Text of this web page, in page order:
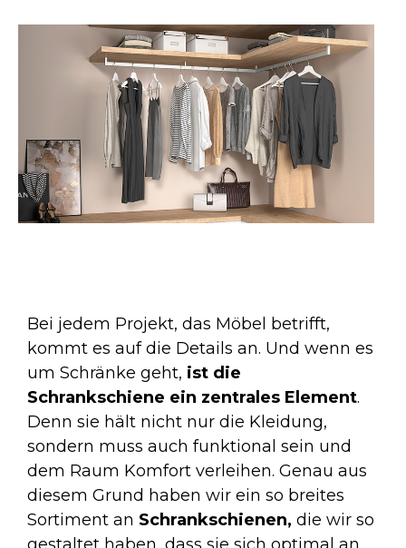
Bei jedem Projekt, das Möbel betrifft,
kommt es auf die Details an. Und wenn es
um Schränke geht, ist die
Schrankschiene ein zentrales Element.
Denn sie hält nicht nur die Kleidung,
sondern muss auch funktional sein und
dem Raum Komfort verleihen. Genau aus
diesem Grund haben wir ein so breites
Sortiment an Schrankschienen, die wir so